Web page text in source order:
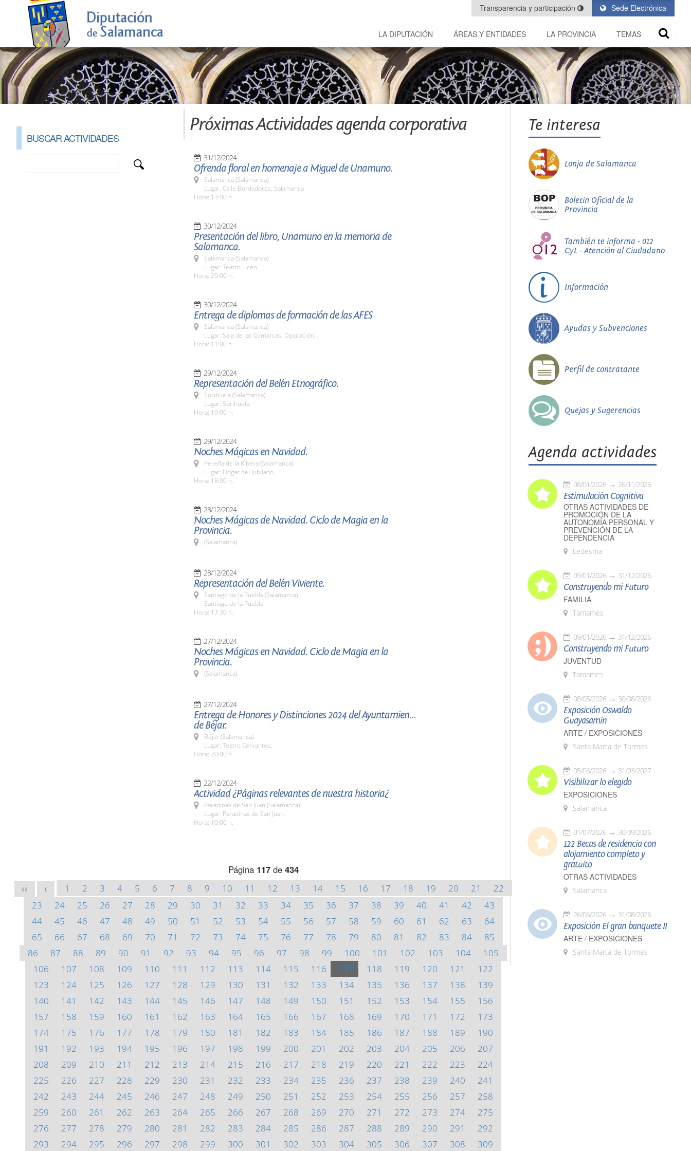
Sede Electrónica
Transparencia y participación
LA DIPUTACIÓN ÁREAS Y ENTIDADES LA PROVINCIA TEMAS
BUSCAR ACTIVIDADES
Próximas Actividades agenda corporativa
31/12/2024
Ofrenda floral en homenaje a Miguel de Unamuno.
Salamanca (Salamanca)
Lugar: Calle Bordadores, Salamanca
Hora: 13:00 h.
30/12/2024
Presentación del libro, Unamuno en la memoria de
Salamanca.
Salamanca (Salamanca)
Lugar: Teatro Liceo.
Hora: 20:00 h.
30/12/2024
Entrega de diplomas de formación de las AFES
Salamanca (Salamanca)
Lugar: Sala de las Comarcas. Diputación.
Hora: 11:00 h.
29/12/2024
Representación del Belén Etnográfico.
Sorihuela (Salamanca)
Lugar: Sorihuela.
Hora: 19:00 h.
29/12/2024
Noches Mágicas en Navidad.
Pereña de la Ribera (Salamanca)
Lugar: Hogar del Jubilado.
Hora: 18:00 h.
28/12/2024
Noches Mágicas de Navidad. Ciclo de Magia en la
Provincia.
(Salamanca)
28/12/2024
Representación del Belén Viviente.
Santiago de la Puebla (Salamanca)
Santiago de la Puebla.
Hora: 17:30 h.
27/12/2024
Noches Mágicas en Navidad. Ciclo de Magia en la
Provincia.
(Salamanca)
27/12/2024
Entrega de Honores y Distinciones 2024 del Ayuntamiento
de Béjar.
Béjar (Salamanca)
Lugar: Teatro Cervantes.
Hora: 20:00 h.
22/12/2024
Actividad ¿Páginas relevantes de nuestra historia¿
Paradinas de San Juan (Salamanca)
Lugar: Paradinas de San Juan.
Hora: 10:00 h.
Página 117de 434
<< < 1 2 3 4 5 6 7 8 9 10 11 12 13 14 15 16 17 18 19 20 21
22
23
24 25 26 27 28 29 30 31 32 33 34 35 36 37 38 39 40 41 42
43
44
45 46 47 48 49 50 51 52 53 54 55 56 57 58 59 60 61 62 63
64
65
66 67 68 69 70 71 72 73 74 75 76 77 78 79 80 81 82 83 84
85
86
87 88 89 90 91 92 93 94 95 96 97 98 99 100 101 102 103 104
105
106
107 108 109 110 111 112 113 114 115 116 117 118 119 120 121
122
123
124 125 126 127 128 129 130 131 132 133 134 135 136 137 138
139
140
141 142 143 144 145 146 147 148 149 150 151 152 153 154 155
156
157
158 159 160 161 162 163 164 165 166 167 168 169 170 171 172
173
174
175 176 177 178 179 180 181 182 183 184 185 186 187 188 189
190
191
192 193 194 195 196 197 198 199 200 201 202 203 204 205 206
207
208
209 210 211 212 213 214 215 216 217 218 219 220 221 222 223
224
225
226 227 228 229 230 231 232 233 234 235 236 237 238 239 240
241
242
243 244 245 246 247 248 249 250 251 252 253 254 255 256 257
258
259
260 261 262 263 264 265 266 267 268 269 270 271 272 273 274
275
276
277 278 279 280 281 282 283 284 285 286 287 288 289 290 291
292
293
294 295 296 297 298 299 300 301 302 303 304 305 306 307 308 309
Te interesa
Lonja de Salamanca
Boletín Oficial de la
Provincia
También te informa - 012
CyL - Atención al Ciudadano
Información
Ayudas y Subvenciones
Perfil de contratante
Quejas y Sugerencias
Agenda actividades
08/01/2026 26/11/2026
Estimulación Cognitiva
OTRAS ACTIVIDADES DE
PROMOCIÓN DE LA
AUTONOMÍA PERSONAL Y
PREVENCIÓN DE LA
DEPENDENCIA
Ledesma
09/01/2026 31/12/2026
Construyendo mi Futuro
FAMILIA
Tamames
09/01/2026 31/12/2026
Construyendo mi Futuro
JUVENTUD
Tamames
08/05/2026 30/08/2026
Exposición Oswaldo
Guayasamín
ARTE / EXPOSICIONES
Santa Marta de Tormes
05/06/2026 31/03/2027
Visibilizar lo elegido
EXPOSICIONES
Salamanca
01/07/2026 30/09/2026
122 Becas de residencia con
alojamiento completo y
gratuito
OTRAS ACTIVIDADES
Salamanca
26/06/2026 31/08/2026
Exposición El gran banquete II
ARTE / EXPOSICIONES
Santa Marta de Tormes